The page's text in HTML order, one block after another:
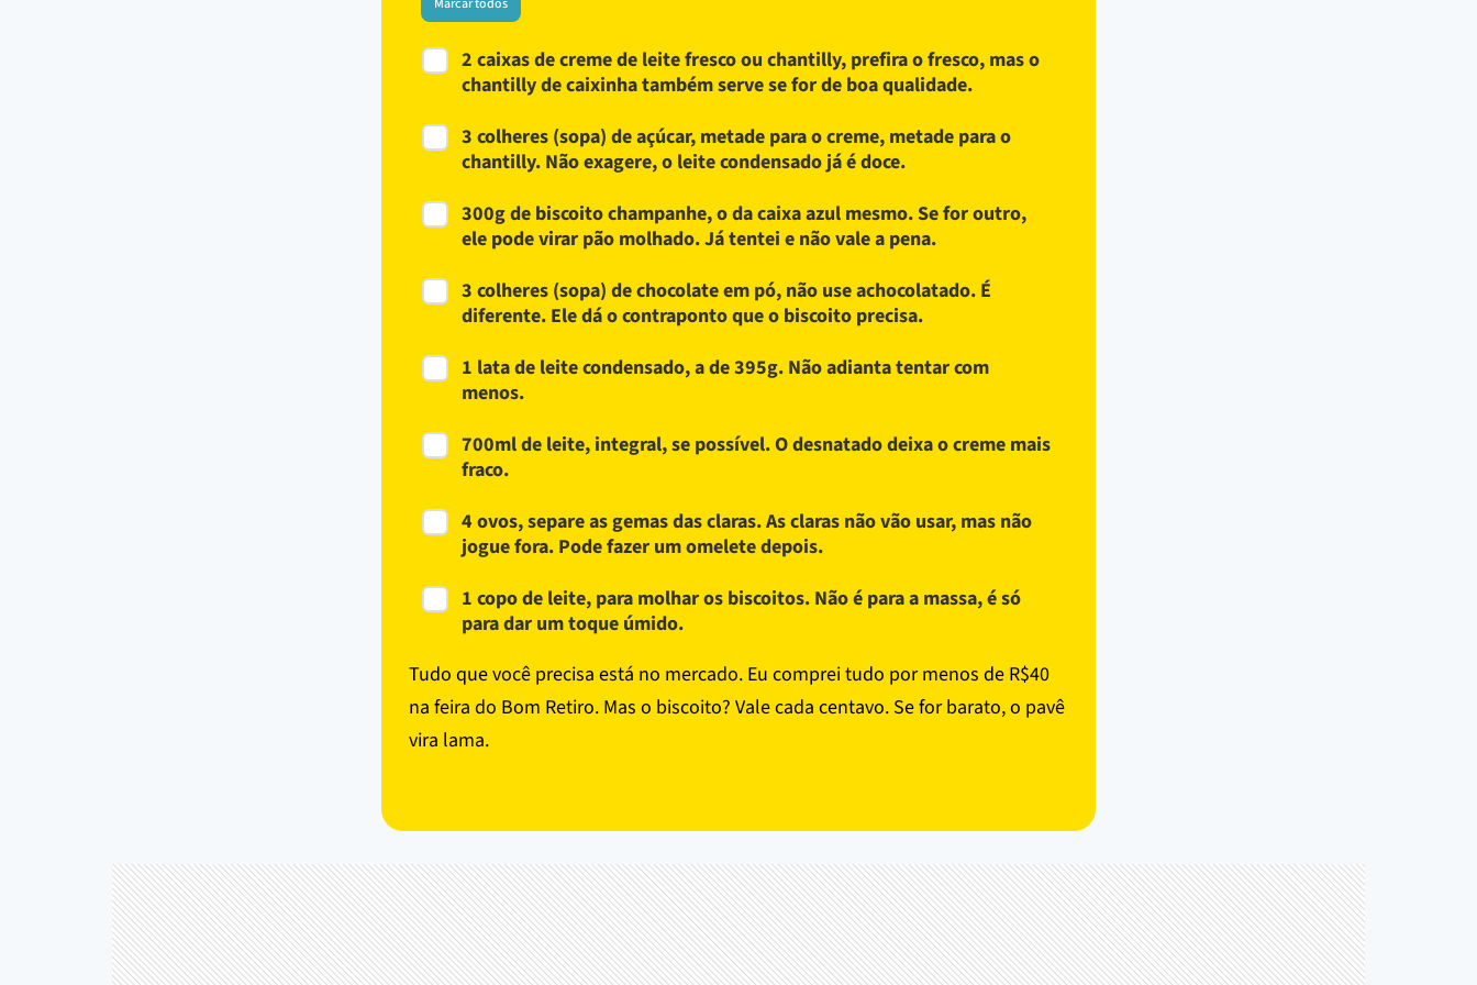
Marcar todos
2 caixas de creme de leite fresco ou chantilly, prefira o fresco, mas o
chantilly de caixinha também serve se for de boa qualidade.
3 colheres (sopa) de açúcar, metade para o creme, metade para o
chantilly. Não exagere, o leite condensado já é doce.
300g de biscoito champanhe, o da caixa azul mesmo. Se for outro,
ele pode virar pão molhado. Já tentei e não vale a pena.
3 colheres (sopa) de chocolate em pó, não use achocolatado. É
diferente. Ele dá o contraponto que o biscoito precisa.
1 lata de leite condensado, a de 395g. Não adianta tentar com
menos.
700ml de leite, integral, se possível. O desnatado deixa o creme mais
fraco.
4 ovos, separe as gemas das claras. As claras não vão usar, mas não
jogue fora. Pode fazer um omelete depois.
1 copo de leite, para molhar os biscoitos. Não é para a massa, é só
para dar um toque úmido.
Tudo que você precisa está no mercado. Eu comprei tudo por menos de R$40
na feira do Bom Retiro. Mas o biscoito? Vale cada centavo. Se for barato, o pavê
vira lama.